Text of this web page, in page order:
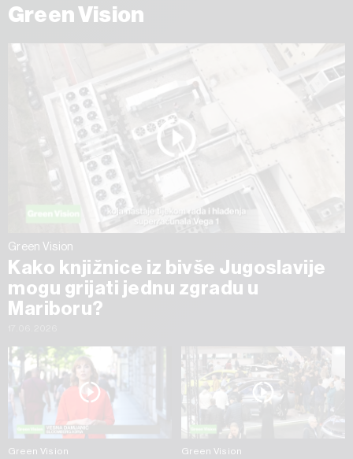
Green Vision
Green Vision
Kako knjižnice iz bivše Jugoslavije
mogu grijati jednu zgradu u
Mariboru?
Green Vision Green Vision